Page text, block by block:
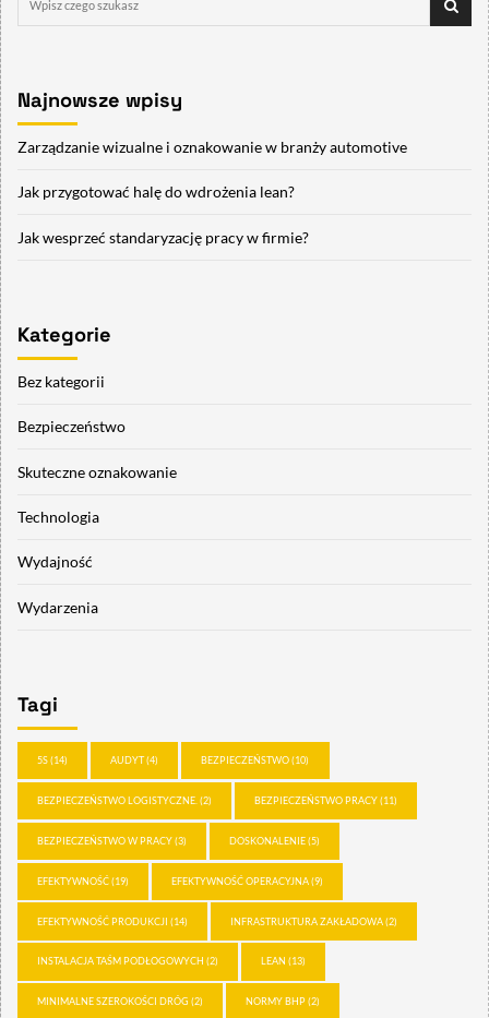
Najnowsze wpisy
Zarządzanie wizualne i oznakowanie w branży automotive
Jak przygotować halę do wdrożenia lean?
Jak wesprzeć standaryzację pracy w firmie?
Kategorie
Bez kategorii
Bezpieczeństwo
Skuteczne oznakowanie
Technologia
Wydajność
Wydarzenia
Tagi
5S(14) AUDYT(4) BEZPIECZEŃSTWO(10)
BEZPIECZEŃSTWO LOGISTYCZNE. (2) BEZPIECZEŃSTWO PRACY(11)
BEZPIECZEŃSTWO W PRACY(3) DOSKONALENIE(5)
EFEKTYWNOŚĆ(19) EFEKTYWNOŚĆ OPERACYJNA(9)
EFEKTYWNOŚĆ PRODUKCJI (14) INFRASTRUKTURA ZAKŁADOWA(2)
INSTALACJA TAŚM PODŁOGOWYCH (2) LEAN (13)
MINIMALNE SZEROKOŚCI DRÓG (2) NORMY BHP(2)